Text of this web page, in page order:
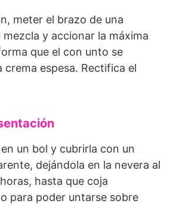
meter el brazo de una
y accionar la máxima
que el con unto se
crema espesa. Rectifica el
un bol y cubrirla con un
dejándola en la nevera al
hasta que coja
para poder untarse sobre